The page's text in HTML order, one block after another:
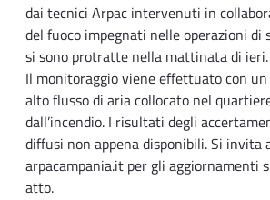
dai tecnici Arpac intervenuti in
del fuoco impegnati nelle operazioni di
si sono protratte nella mattinata di ieri.
Il monitoraggio viene effettuato con
alto flusso di aria collocato nel
dall’incendio. I risultati degli
diffusi non appena disponibili. Si invita
arpacampania.it per gli aggiornamenti
atto.